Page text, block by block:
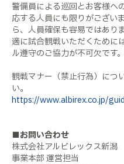
警備員による巡回とお客様へ
応する人員にも限りがござい
ら、人員確保も容易ではあり
適に試合観戦いただくために
ル遵守のご協力が不可欠です
観戦マナー（禁止行為）につ
い。
https://www.albirex.co.jp/
■お問い合わせ
株式会社アルビレックス新潟
事業本部 運営担当